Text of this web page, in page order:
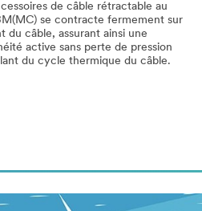
de câble rétractable au
se contracte fermement sur
du câble, assurant ainsi une
active sans perte de pression
du cycle thermique du câble.